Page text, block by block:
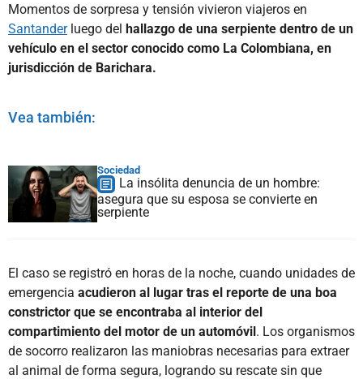
Momentos de sorpresa y tensión vivieron viajeros en
Santanderluego del hallazgo de una serpiente dentro de un
vehículo en el sector conocido como La Colombiana, en
jurisdicción de Barichara.
Vea también:
Sociedad
La insólita denuncia de un hombre:
asegura que su esposa se convierte en
serpiente
El caso se registró en horas de la noche, cuando unidades de
emergencia acudieron al lugar tras el reporte de una boa
constrictor que se encontraba al interior del
compartimiento del motor de un automóvil. Los organismos
de socorro realizaron las maniobras necesarias para extraer
al animal de forma segura, logrando su rescate sin que